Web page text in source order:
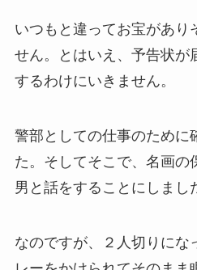
いつもと違ってお宝があり
せん。とはいえ、予告状が
するわけにいきません。
警部としての仕事のために
た。そしてそこで、名画の
男と話をすることにしまし
なのですが、２人切りにな